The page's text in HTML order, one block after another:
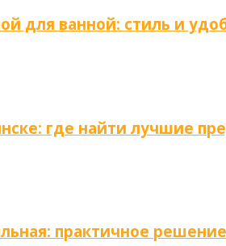
для ванной: стиль и
где найти лучшие
практичное